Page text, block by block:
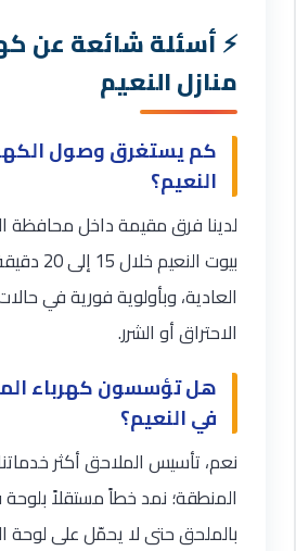
أسئلة شائعة عن
منازل النعيم
كم يستغرق وصول
النعيم؟
لدينا فرق مقيمة داخل محافظة
بيوت
العادية، وبأولوية فورية في
الاحتراق أو الشرر.
هل تؤسسون كهرباء
في النعيم؟
نعم، تأسيس الملاحق أكثر
المنطقة؛ نمد خطاً مستقلاً
بالملحق حتى لا يحمّل على لوحة